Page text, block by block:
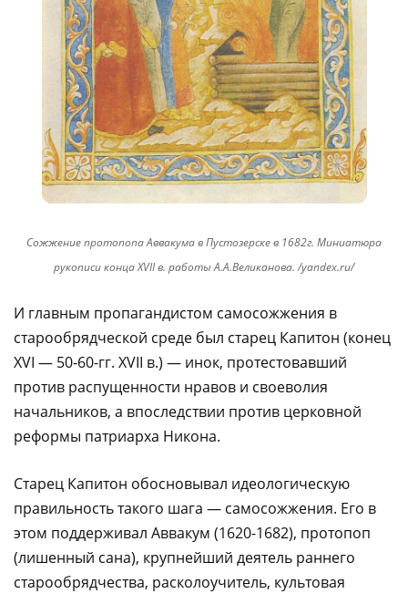
Сожжение протопопа Аввакума в Пустозерске в 1682г. Миниатюра
рукописи конца XVII в. работы А.А.Великанова. /yandex.ru/
И главным пропагандистом самосожжения в
старообрядческой среде был старец Капитон (конец
XVI — 50-60-гг. XVII в.) — инок, протестовавший
против распущенности нравов и своеволия
начальников, а впоследствии против церковной
реформы патриарха Никона.
Старец Капитон обосновывал идеологическую
правильность такого шага — самосожжения. Его в
этом поддерживал Аввакум (1620-1682), протопоп
(лишенный сана), крупнейший деятель раннего
старообрядчества, расколоучитель, культовая